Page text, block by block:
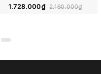
1.728.000₫ 2.160.000₫